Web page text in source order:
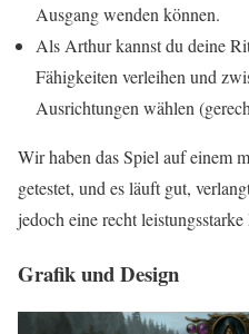
Ausgang wenden können.
Als Arthur kannst du deine
Fähigkeiten verleihen und
Ausrichtungen wählen
Wir haben das Spiel auf einem
getestet, und es läuft gut,
jedoch eine recht
Grafik und Design